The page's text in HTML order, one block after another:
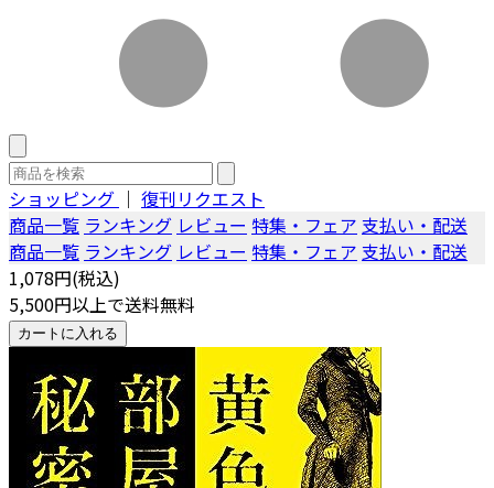
ショッピング ｜ 復刊リクエスト
商品一覧 ランキング レビュー 特集・フェア 支払い・配送
商品一覧 ランキング レビュー 特集・フェア 支払い・配送
1,078円(税込)
5,500円以上で送料無料
カートに入れる